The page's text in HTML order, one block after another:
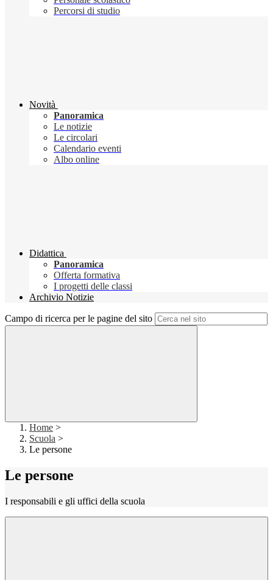
Percorsi di studio
Novità
Panoramica
Le notizie
Le circolari
Calendario eventi
Albo online
Didattica
Panoramica
Offerta formativa
I progetti delle classi
Archivio Notizie
Campo di ricerca per le pagine del sito
Home >
Scuola >
Le persone
Le persone
I responsabili e gli uffici della scuola